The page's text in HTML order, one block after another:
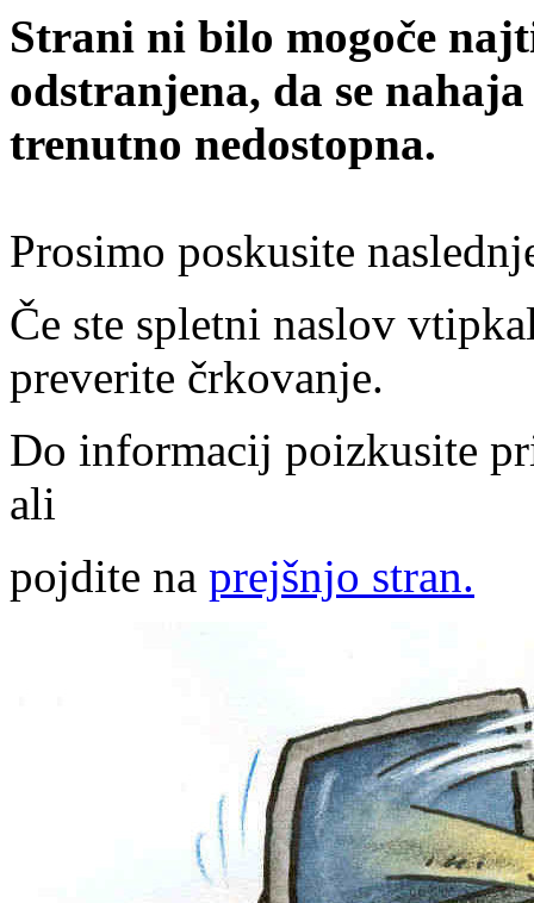
Strani ni bilo mogoče
odstranjena, da se
trenutno nedostopna.
Prosimo poskusite
Če ste spletni naslov
preverite črkovanje.
Do informacij poizkusite
ali
pojdite na prejšnjo stran.